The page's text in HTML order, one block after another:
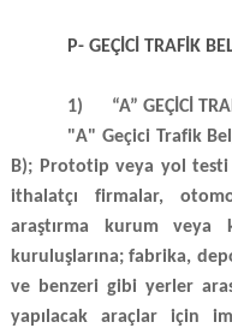
P- GEÇİCİ TRAFİK
1)
“A” GEÇİCİ
"A" Geçici Trafik
B); Prototip veya yol testi
ithalatçı firmalar,
araştırma kurum veya
kuruluşlarına; fabrika,
ve benzeri gibi yerler
yapılacak araçlar için